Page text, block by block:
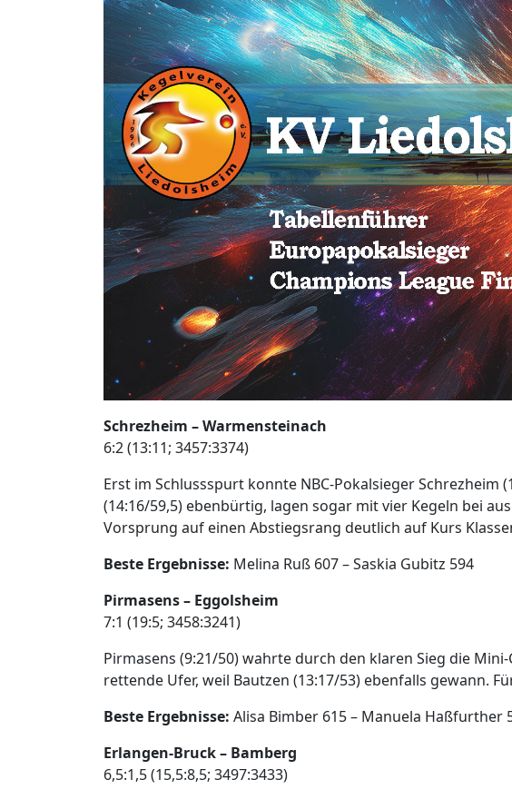
Schrezheim – Warmensteinach
6:2 (13:11; 3457:3374)
Erst im Schlussspurt konnte NBC-Pokalsieger
(14:16/59,5) ebenbürtig, lagen sogar mit vier Kegeln bei
Vorsprung auf einen Abstiegsrang deutlich auf Kurs
Beste Ergebnisse: Melina Ruß 607 – Saskia Gubitz 594
Pirmasens – Eggolsheim
7:1 (19:5; 3458:3241)
Pirmasens (9:21/50) wahrte durch den klaren Sieg die
rettende Ufer, weil Bautzen (13:17/53) ebenfalls gewann.
Beste Ergebnisse: Alisa Bimber 615 – Manuela Haßfurther
Erlangen-Bruck – Bamberg
6,5:1,5 (15,5:8,5; 3497:3433)